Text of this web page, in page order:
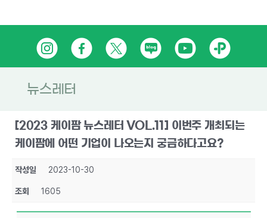
인
스
타
그
램
페
이
스
북
트
위
네
이
블
로
유
튜
카
카
톡
플
친
뉴스레터
[2023 케이팜 뉴스레터 VOL.11] 이번주 개최되는
케이팜에 어떤 기업이 나오는지 궁금하다고요?
작성일 2023-10-30
조회 1605